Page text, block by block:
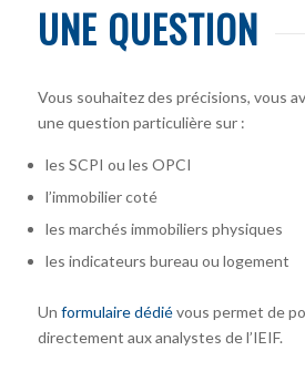
UNE QUESTION
Vous souhaitez des précisions, vous
une question particulière sur :
les SCPI ou les OPCI
l’immobilier coté
les marchés immobiliers physiques
les indicateurs bureau ou logement
Un formulaire dédiévous permet de
directement aux analystes de l’IEIF.